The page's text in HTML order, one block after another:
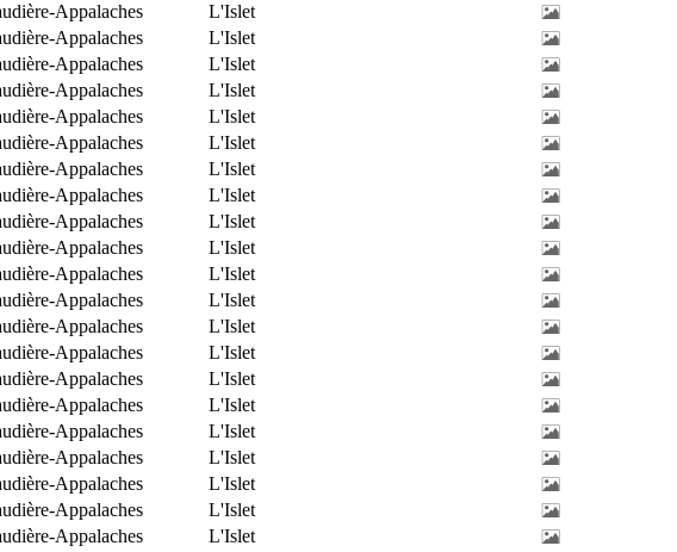
Appalaches
L'Islet
Appalaches
L'Islet
Appalaches
L'Islet
Appalaches
L'Islet
Appalaches
L'Islet
Appalaches
L'Islet
Appalaches
L'Islet
Appalaches
L'Islet
Appalaches
L'Islet
Appalaches
L'Islet
Appalaches
L'Islet
Appalaches
L'Islet
Appalaches
L'Islet
Appalaches
L'Islet
Appalaches
L'Islet
Appalaches
L'Islet
Appalaches
L'Islet
Appalaches
L'Islet
Appalaches
L'Islet
Appalaches
L'Islet
Appalaches L'Islet